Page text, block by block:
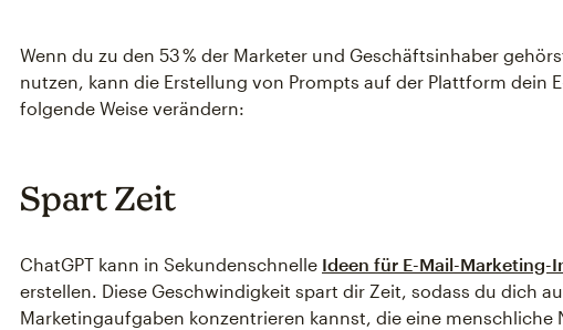
Wenn du zu den 53 % der Marketer und Geschäftsinhaber
nutzen, kann die Erstellung von Prompts auf der Plattform dein
folgende Weise verändern:
Spart Zeit
ChatGPT kann in Sekundenschnelle Ideen für E-Mail-Marketing-
erstellen. Diese Geschwindigkeit spart dir Zeit, sodass du dich
Marketingaufgaben konzentrieren kannst, die eine menschliche